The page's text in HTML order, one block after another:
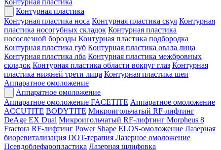
Контурная пластика
Контурная пластика
Контурная пластика носа Контурная пластика скул Контурная
пластика носогубных складок Контурная пластика
носослезной борозды Контурная пластика подбородка
Контурная пластика губ Контурная пластика овала лица
Контурная пластика лба Контурная пластика межбровных
складок Контурная пластика области вокруг глаз Контурная
пластика нижней трети лица Контурная пластика шеи
Аппаратное омоложение
Аппаратное омоложение
Аппаратное омоложение FACETITE Аппаратное омоложение
ACCUTITE BODYTITE Микроигольчатый RF-лифтинг
DeAge EX Dual Микроигольчатый RF-лифтинг Morpheus 8
Fractora RF-лифтинг Power Shape ELOS-омоложение Лазерная
биоревитализация DOT-терапия Лазерное омоложение
Псевдоблефаропластика Лазерная шлифовка